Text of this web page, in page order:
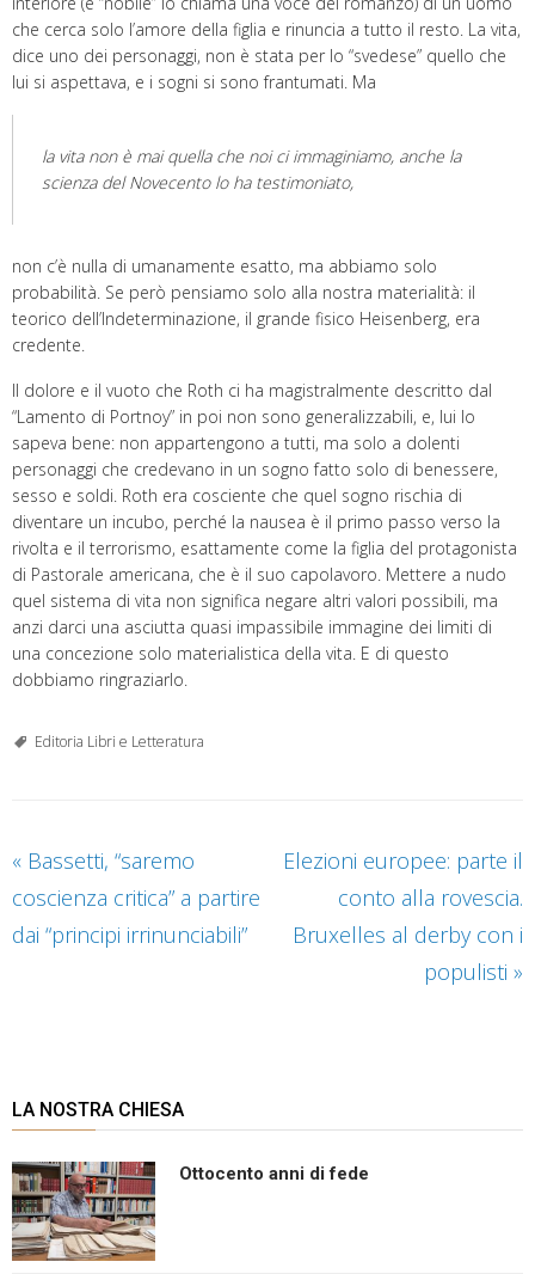
che cerca solo l’amore della figlia e rinuncia a tutto il resto. La vita,
dice uno dei personaggi, non è stata per lo “svedese” quello che
lui si aspettava, e i sogni si sono frantumati. Ma
la vita non è mai quella che noi ci immaginiamo, anche la
scienza del Novecento lo ha testimoniato,
non c’è nulla di umanamente esatto, ma abbiamo solo
probabilità. Se però pensiamo solo alla nostra materialità: il
teorico dell’Indeterminazione, il grande fisico Heisenberg, era
credente.
Il dolore e il vuoto che Roth ci ha magistralmente descritto dal
“Lamento di Portnoy” in poi non sono generalizzabili, e, lui lo
sapeva bene: non appartengono a tutti, ma solo a dolenti
personaggi che credevano in un sogno fatto solo di benessere,
sesso e soldi. Roth era cosciente che quel sogno rischia di
diventare un incubo, perché la nausea è il primo passo verso la
rivolta e il terrorismo, esattamente come la figlia del protagonista
di Pastorale americana, che è il suo capolavoro. Mettere a nudo
quel sistema di vita non significa negare altri valori possibili, ma
anzi darci una asciutta quasi impassibile immagine dei limiti di
una concezione solo materialistica della vita. E di questo
dobbiamo ringraziarlo.
Editoria Libri e Letteratura
« Bassetti, “saremo
coscienza critica” a partire
dai “principi irrinunciabili”
Elezioni europee: parte il
conto alla rovescia.
Bruxelles al derby con i
populisti »
LA NOSTRA CHIESA
Ottocento anni di fede